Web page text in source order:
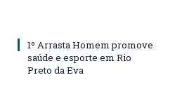
1º Arrasta Homem promove
saúde e esporte em Rio
Preto da Eva